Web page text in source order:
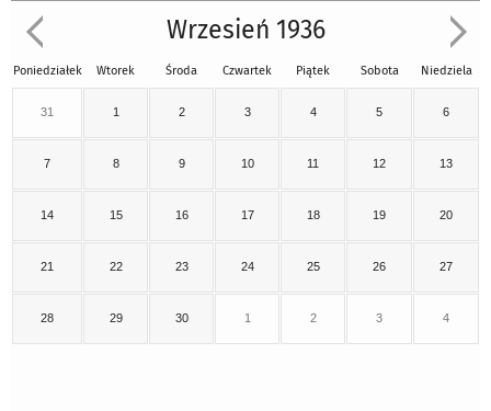
Wrzesień 1936
Poniedziałek Wtorek Środa Czwartek Piątek Sobota Niedziela
31 1 2 3 4 5 6
7 8 9 10 11 12 13
14 15 16 17 18 19 20
21 22 23 24 25 26 27
28 29 30 1 2 3 4